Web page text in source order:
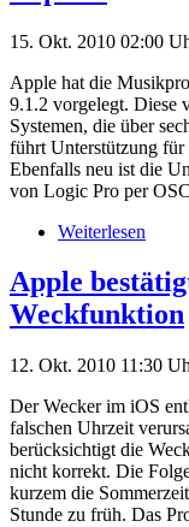
15. Okt. 2010 02:00
Apple hat die
9.1.2 vorgelegt. Diese
Systemen, die über
führt Unterstützung
Ebenfalls neu ist die
von Logic Pro per
Weiterlesen
Apple
Weckfunktion
12. Okt. 2010 11:30
Der Wecker im iOS
falschen Uhrzeit
berücksichtigt die
nicht korrekt. Die
kurzem die
Stunde zu früh. Das